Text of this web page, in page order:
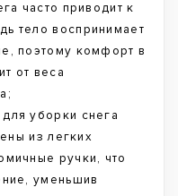
часто приводит к
тело воспринимает
поэтому комфорт в
от веса
уборки снега
из легких
ручки, что
уменьшив